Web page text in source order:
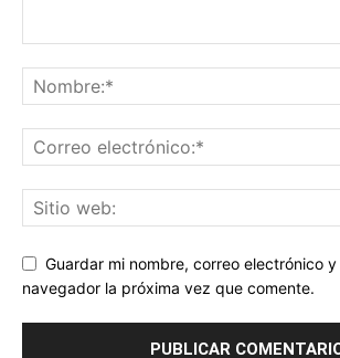
Guardar mi nombre, correo electrónico
navegador la próxima vez que comente.